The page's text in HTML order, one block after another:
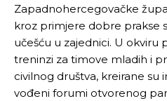
Zapadnohercegovačke
kroz primjere dobre prakse
učešću u zajednici. U okviru
treninzi za timove mladih i
civilnog društva, kreirane su
vođeni forumi otvorenog